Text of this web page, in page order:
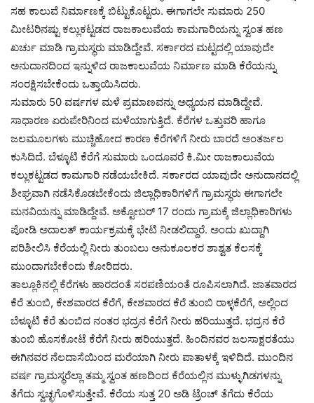
ಸಹ ಕಾಲುವೆ ನಿರ್ಮಾಣಕ್ಕೆ ಬಿಟ್ಟುಕೊಟ್ಟರು. ಈಗಾಗಲೇ ಸುಮಾರು 250
ಮೀಟರಿನಷ್ಟು ಕಲ್ಲುಕಟ್ಟಡದ ರಾಜಕಾಲುವೆಯ ಕಾಮಗಾರಿಯನ್ನು ಸ್ವಂತ ಹಣ
ಖರ್ಚು ಮಾಡಿ ಗ್ರಾಮಸ್ಥರು ಮಾಡಿದ್ದೇವೆ. ಸರ್ಕಾರದ ಮಟ್ಟದಲ್ಲಿ ಯಾವುದೇ
ಅನುದಾನದಿಂದ ಇನ್ನುಳಿದ ರಾಜಕಾಲುವೆಯ ನಿರ್ಮಾಣ ಮಾಡಿ ಕೆರೆಯನ್ನು
ಸಂರಕ್ಷಿಸಬೇಕೆಂದು ಒತ್ತಾಯಿಸಿದರು.
ಸುಮಾರು 50 ವರ್ಷಗಳ ಮಳೆ ಪ್ರಮಾಣವನ್ನು ಅಧ್ಯಯನ ಮಾಡಿದ್ದೇವೆ.
ಸಾಧಾರಣ ಏರುಪೇರಿನಿಂದ ಮಳೆಯಾಗುತ್ತಿದೆ. ಕೆರೆಗಳ ಒತ್ತುವರಿ ಹಾಗೂ
ಜಲಮೂಲಗಳು ಮುಚ್ಚಿಹೋದ ಕಾರಣ ಕೆರೆಗಳಿಗೆ ನೀರು ಬಾರದೆ ಅಂತರ್ಜಲ
ಕುಸಿದಿದೆ. ಬೆಳ್ಳೂಟಿ ಕೆರೆಗೆ ಸುಮಾರು ಒಂದೂವರೆ ಕಿ.ಮೀ ರಾಜಕಾಲುವೆಯ
ಕಲ್ಲುಕಟ್ಟಡದ ಕಾಮಗಾರಿ ನಡೆಯಬೇಕಿದೆ. ಸರ್ಕಾರದ ಯಾವುದೇ ಅನುದಾನದಲ್ಲಿ
ಶೀಘ್ರವಾಗಿ ನಡೆಸಿಕೊಡಬೇಕೆಂದು ಜಿಲ್ಲಾಧಿಕಾರಿಗಳಿಗೆ ಗ್ರಾಮಸ್ಥರು ಈಗಾಗಲೇ
ಮನವಿಯನ್ನು ಮಾಡಿದ್ದೇವೆ. ಅಕ್ಟೋಬರ್ 17 ರಂದು ಗ್ರಾಮಕ್ಕೆ ಜಿಲ್ಲಾಧಿಕಾರಿಗಳು
ಪೋಡಿ ಅದಾಲತ್ ಕಾರ್ಯಕ್ರಮಕ್ಕೆ ಭೇಟಿ ನೀಡಲಿದ್ದಾರೆ. ಅಂದು ಖುದ್ದಾಗಿ
ಪರಿಶೀಲಿಸಿ ಕೆರೆಯಲ್ಲಿ ನೀರು ತುಂಬಲು ಅನುಕೂಲಕರ ಶಾಶ್ವತ ಕೆಲಸಕ್ಕೆ
ಮುಂದಾಗಬೇಕೆಂದು ಕೋರಿದರು.
ತಾಲ್ಲೂಕಿನಲ್ಲಿ ಕೆರೆಗಳು ಹಾರದಂತೆ ಸರಪಣಿಯಂತೆ ರೂಪಿಸಲಾಗಿದೆ. ಜಾತವಾರದ
ಕೆರೆ ತುಂಬಿ, ಕೇಶವಾರದ ಕೆರೆಗೆ, ಕೇಶವಾರದ ಕೆರೆ ತುಂಬಿ ರಾಳ್ಳಕೆರೆಗೆ, ಅಲ್ಲಿಂದ
ಬೆಳ್ಳೂಟಿ ಕೆರೆ ತುಂಬಿದ ನಂತರ ಭದ್ರನ ಕೆರೆಗೆ ನೀರು ಹರಿಯುತ್ತದೆ. ಭದ್ರನ ಕೆರೆ
ತುಂಬಿ ಹೊಸಕೋಟೆ ಕೆರೆಗೆ ನೀರು ಹರಿಯುತ್ತದೆ. ಹಿಂದಿನವರ ಜಲಸಾಕ್ಷರತೆಯು
ಈಗಿನವರ ನೆಲದಾಸೆಯಿಂದ ಮರೆಯಾಗಿ ನೀರು ಪಾತಾಳಕ್ಕೆ ಇಳಿದಿದೆ. ಮುಂದಿನ
ವರ್ಷ ಗ್ರಾಮಸ್ಥರೆಲ್ಲಾ ತಮ್ಮ ಸ್ವಂತ ಹಣದಿಂದ ಕೆರೆಯಲ್ಲಿನ ಮುಳ್ಳುಗಿಡಗಳನ್ನು
ತೆಗೆದು ಸ್ವಚ್ಛಗೊಳಿಸುತ್ತೇವೆ. ಕೆರೆಯ ಸುತ್ತ 20 ಅಡಿ ಟ್ರೆಂಚ್ ತೆಗೆದು ಕೆರೆಯ